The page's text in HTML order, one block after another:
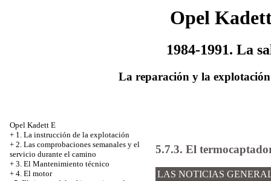
Opel
1984-1991. La
La reparación y la
Opel Kadett E
+ 1. La instrucción de la explotación
+ 2. Las comprobaciones semanales y el
servicio durante el camino
+ 3. El Mantenimiento técnico
+ 4. El motor
5.7.3. El
LAS NOTICIAS